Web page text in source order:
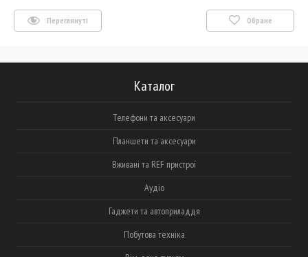
Переглянуті Обране
Каталог
Телефони та аксесуари
Планшети та аксесуари
Вживані та REF пристрої
Аудіо
Гаджети та автоприладдя
Побутова техніка